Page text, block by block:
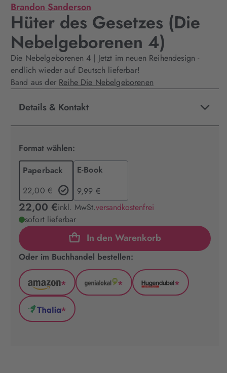
Brandon Sanderson
Hüter des Gesetzes (Die
Nebelgeborenen 4)
Die Nebelgeborenen 4 | Jetzt im neuen Reihendesign -
endlich wieder auf Deutsch lieferbar!
Band aus der Reihe Die Nebelgeborenen
Details & Kontakt
Format wählen:
Paperback
22,00 €
E-Book
9,99 €
22,00 €inkl. MwSt.versandkostenfrei
sofort lieferbar
In den Warenkorb
Oder im Buchhandel bestellen:
Amazon
(wird
in
neuem
*
GenialLokal
*
Hugendubel
*
Thalia
*